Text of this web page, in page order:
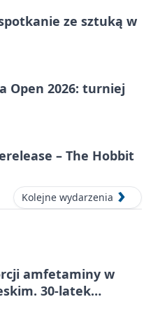
ze sztuką w
Open 2026: turniej
– The Hobbit
Kolejne wydarzenia
amfetaminy w
30-latek